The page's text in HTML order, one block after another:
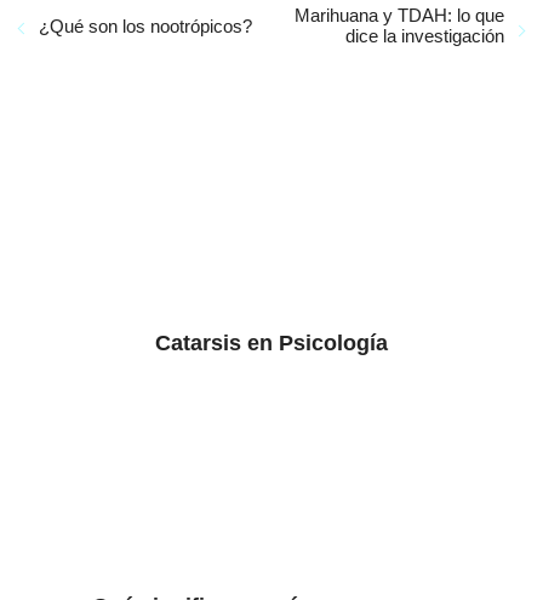
¿Qué son los nootrópicos?
Marihuana y TDAH: lo que
dice la investigación
Catarsis en Psicología